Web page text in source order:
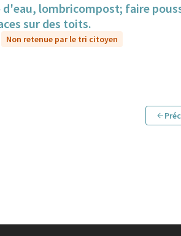
lombricompost; faire
sur des toits.
Non retenue par le tri citoyen